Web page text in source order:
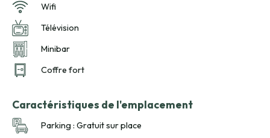
Wifi
Télévision
Minibar
Coffre fort
Caractéristiques de l'emplacement
Parking : Gratuit sur place